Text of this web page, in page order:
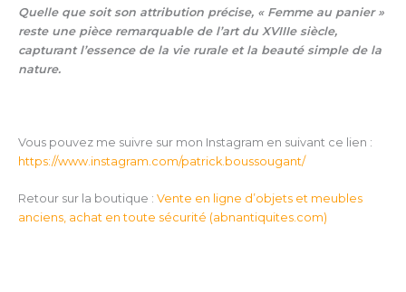
Quelle que soit son attribution précise, « Femme au panier »
reste une pièce remarquable de l’art du XVIIIe siècle,
capturant l’essence de la vie rurale et la beauté simple de la
nature.
Vous pouvez me suivre sur mon Instagram en suivant ce lien :
https://www.instagram.com/patrick.boussougant/
Retour sur la boutique : Vente en ligne d’objets et meubles
anciens, achat en toute sécurité (abnantiquites.com)